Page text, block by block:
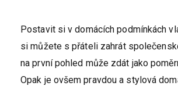
Postavit si v domácích podmínkách
si můžete s přáteli zahrát
na první pohled může zdát jako
Opak je ovšem pravdou a stylová